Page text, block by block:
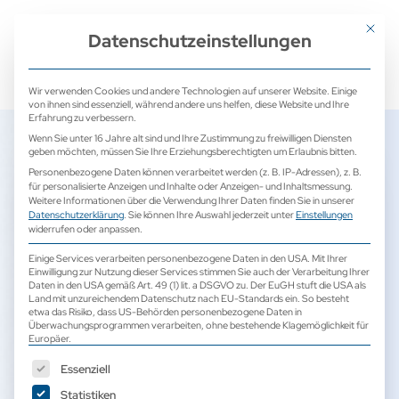
Schöne Ostertage
25. März 2024
happy easter
Mit
Datenschutzeinstellungen
Wir verwenden Cookies und andere Technologien auf unserer Website. Einige
von ihnen sind essenziell, während andere uns helfen, diese Website und Ihre
Erfahrung zu verbessern.
Wenn Sie unter 16 Jahre alt sind und Ihre Zustimmung zu freiwilligen Diensten
geben möchten, müssen Sie Ihre Erziehungsberechtigten um Erlaubnis bitten.
Personenbezogene Daten können verarbeitet werden (z. B. IP-Adressen), z. B.
für personalisierte Anzeigen und Inhalte oder Anzeigen- und Inhaltsmessung.
Weitere Informationen über die Verwendung Ihrer Daten finden Sie in unserer
Datenschutzerklärung. Sie können Ihre Auswahl jederzeit unterEinstellungen
widerrufen oder anpassen.
Einige Services verarbeiten personenbezogene Daten in den USA. Mit Ihrer
Einwilligung zur Nutzung dieser Services stimmen Sie auch der Verarbeitung Ihrer
Daten in den USA gemäß Art. 49 (1) lit. a DSGVO zu. Der EuGH stuft die USA als
Land mit unzureichendem Datenschutz nach EU-Standards ein. So besteht
etwa das Risiko, dass US-Behörden personenbezogene Daten in
Überwachungsprogrammen verarbeiten, ohne bestehende Klagemöglichkeit für
Europäer.
Es folgt eine Liste der Service-Gruppen, für die eine
Essenziell
Statistiken